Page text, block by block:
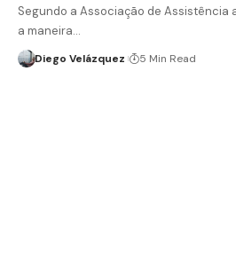
Segundo a Associação de Assistência
a maneira…
Diego Velázquez 5 Min Read